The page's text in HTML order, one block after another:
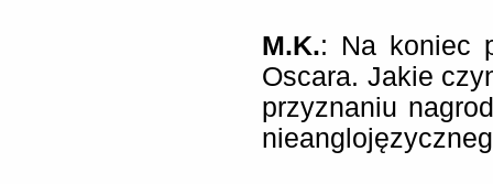
M.K.: Na koniec
Oscara. Jakie
przyznaniu